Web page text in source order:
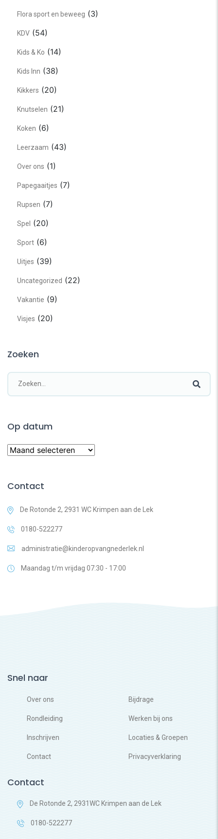
Flora sport en beweeg (3)
KDV (54)
Kids & Ko (14)
Kids Inn (38)
Kikkers (20)
Knutselen (21)
Koken (6)
Leerzaam (43)
Over ons (1)
Papegaaitjes (7)
Rupsen (7)
Spel (20)
Sport (6)
Uitjes (39)
Uncategorized (22)
Vakantie (9)
Visjes (20)
Zoeken
Op datum
Contact
De Rotonde 2, 2931 WC Krimpen aan de Lek
0180-522277
administratie@kinderopvangnederlek.nl
Maandag t/m vrijdag 07:30 - 17:00
Snel naar
Over ons Bijdrage
Rondleiding Werken bij ons
Inschrijven Locaties & Groepen
Contact Privacyverklaring
Contact
De Rotonde 2, 2931WC Krimpen aan de Lek
0180-522277